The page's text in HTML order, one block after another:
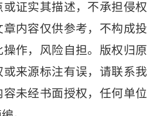
证实其描述，不承担侵权
内容仅供参考，不构成投
作，风险自担。版权归原
来源标注有误，请联系我
未经书面授权，任何单位